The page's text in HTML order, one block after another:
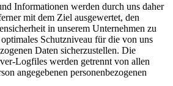
Informationen werden durch uns daher
mit dem Ziel ausgewertet, den
in unserem Unternehmen zu
Schutzniveau für die von uns
Daten sicherzustellen. Die
Logfiles werden getrennt von allen
angegebenen personenbezogenen